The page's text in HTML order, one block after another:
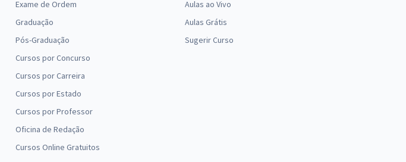
Exame de Ordem
Graduação
Pós-Graduação
Cursos por Concurso
Cursos por Carreira
Cursos por Estado
Cursos por Professor
Oficina de Redação
Cursos Online Gratuitos
Aulas ao Vivo
Aulas Grátis
Sugerir Curso